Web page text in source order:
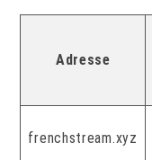
Adresse
frenchstream.xyz